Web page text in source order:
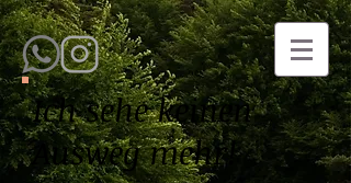
Ich sehe keinen
Ausweg mehr!